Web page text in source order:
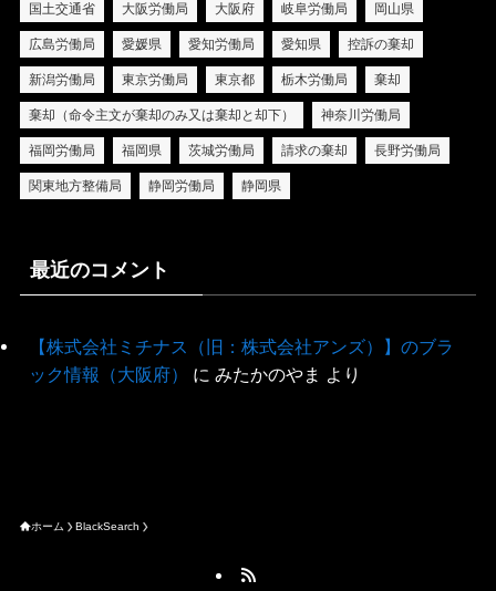
国土交通省 大阪労働局 大阪府 岐阜労働局 岡山県
広島労働局 愛媛県 愛知労働局 愛知県 控訴の棄却
新潟労働局 東京労働局 東京都 栃木労働局 棄却
棄却（命令主文が棄却のみ又は棄却と却下） 神奈川労働局
福岡労働局 福岡県 茨城労働局 請求の棄却 長野労働局
関東地方整備局 静岡労働局 静岡県
最近のコメント
【株式会社ミチナス（旧：株式会社アンズ）】のブラ
ック情報（大阪府）
に みたかのやま より
ホーム BlackSearch